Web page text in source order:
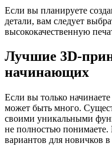
Если вы планируете
детали, вам следует
высококачественную
Лучшие 3D-
начинающих
Если вы только
может быть много.
своими уникальными
не полностью
вариантов для новичков